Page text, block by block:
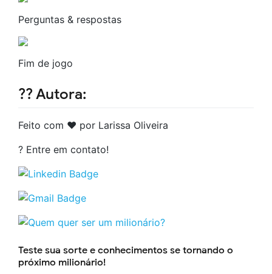
Perguntas & respostas
Fim de jogo
?‍? Autora:
Feito com ❤️ por Larissa Oliveira
? Entre em contato!
Teste sua sorte e conhecimentos se tornando o
próximo milionário!